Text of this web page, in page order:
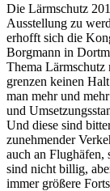
Die Lärmschutz
Ausstellung zu
erhofft sich die
Borgmann in
Thema Lärmschutz
grenzen keinen
man mehr und
und
Und diese sind
zunehmender
auch an Flughäfen,
sind nicht billig,
immer größere